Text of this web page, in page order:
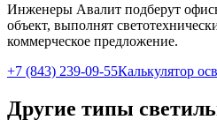
Инженеры Авалит подберут
объект, выполнят
коммерческое предложение.
+7 (843) 239-09-55Калькулятор
Другие типы